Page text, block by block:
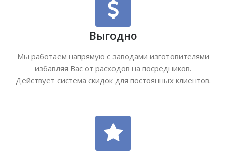
Выгодно
Мы работаем напрямую с заводами изготовителями
избавляя Вас от расходов на посредников.
Действует система скидок для постоянных клиентов.